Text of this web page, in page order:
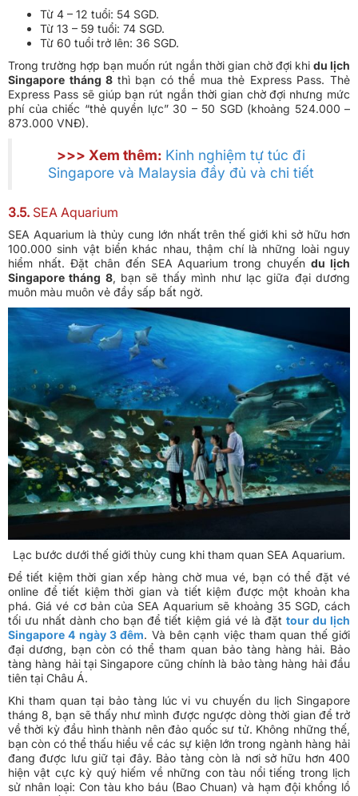
Từ 4 – 12 tuổi: 54 SGD.
Từ 13 – 59 tuổi: 74 SGD.
Từ 60 tuổi trở lên: 36 SGD.
Trong trường hợp bạn muốn rút ngắn thời gian chờ đợi khi du lịch
Singapore tháng 8 thì bạn có thể mua thẻ Express Pass. Thẻ
Express Pass sẽ giúp bạn rút ngắn thời gian chờ đợi nhưng mức
phí của chiếc “thẻ quyền lực” 30 – 50 SGD (khoảng 524.000 –
873.000 VNĐ).
>>> Xem thêm: Kinh nghiệm tự túc đi
Singapore và Malaysia đầy đủ và chi tiết
3.5. SEA Aquarium
SEA Aquarium là thủy cung lớn nhất trên thế giới khi sở hữu hơn
100.000 sinh vật biển khác nhau, thậm chí là những loài nguy
hiểm nhất. Đặt chân đến SEA Aquarium trong chuyếndu lịch
Singapore tháng 8, bạn sẽ thấy mình như lạc giữa đại dương
muôn màu muôn vẻ đầy sấp bất ngờ.
Lạc bước dưới thế giới thủy cung khi tham quan SEA Aquarium.
Để tiết kiệm thời gian xếp hàng chờ mua vé, bạn có thể đặt vé
online để tiết kiệm thời gian và tiết kiệm được một khoản kha
phá. Giá vé cơ bản của SEA Aquarium sẽ khoảng 35 SGD, cách
tối ưu nhất dành cho bạn để tiết kiệm giá vé là đặt tour du lịch
Singapore 4 ngày 3 đêm. Và bên cạnh việc tham quan thế giới
đại dương, bạn còn có thể tham quan bảo tàng hàng hải. Bảo
tàng hàng hải tại Singapore cũng chính là bảo tàng hàng hải đầu
tiên tại Châu Á.
Khi tham quan tại bảo tàng lúc vi vu chuyến du lịch Singapore
tháng 8, bạn sẽ thấy như mình được ngược dòng thời gian để trở
về thời kỳ đầu hình thành nên đảo quốc sư tử. Không những thế,
bạn còn có thể thấu hiểu về các sự kiện lớn trong ngành hàng hải
đang được lưu giữ tại đây. Bảo tàng còn là nơi sở hữu hơn 400
hiện vật cực kỳ quý hiếm về những con tàu nổi tiếng trong lịch
sử nhân loại: Con tàu kho báu (Bao Chuan) và hạm đội khổng lồ